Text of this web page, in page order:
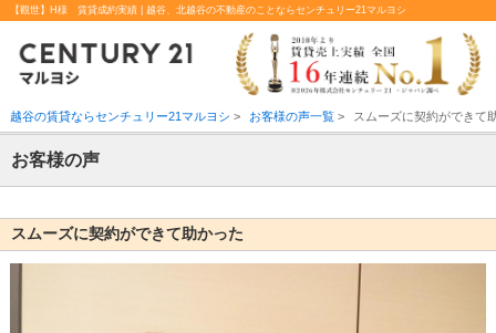
【觀世】H様 賃貸成約実績 | 越谷、北越谷の不動産のことならセンチュリー21マルヨシ
越谷の賃貸ならセンチュリー21マルヨシ > お客様の声一覧> スムーズに契約ができて
お客様の声
スムーズに契約ができて助かった